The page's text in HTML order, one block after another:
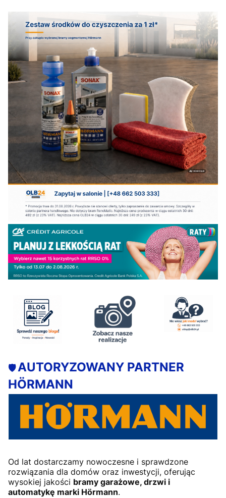
🛡️AUTORYZOWANY PARTNER
HÖRMANN
Od lat dostarczamy nowoczesne i sprawdzone
rozwiązania dla domów oraz inwestycji, oferując
wysokiej jakości bramy garażowe, drzwi i
automatykę marki Hörmann.